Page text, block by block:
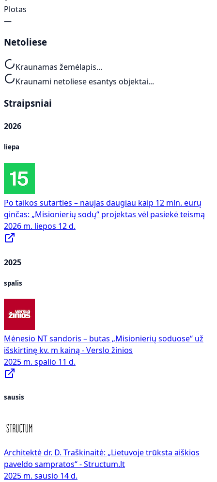
Plotas
—
Netoliese
Kraunamas žemėlapis...
Kraunami netoliese esantys objektai...
Straipsniai
2026
liepa
Po taikos sutarties – naujas daugiau kaip 12 mln. eurų
ginčas: „Misionierių sodų“ projektas vėl pasiekė teismą
2026 m. liepos 12 d.
2025
spalis
Mėnesio NT sandoris – butas „Misionierių soduose“ už
išskirtinę kv. m kainą - Verslo žinios
2025 m. spalio 11 d.
sausis
Architektė dr. D. Traškinaitė: „Lietuvoje trūksta aiškios
paveldo sampratos“ - Structum.lt
2025 m. sausio 14 d.